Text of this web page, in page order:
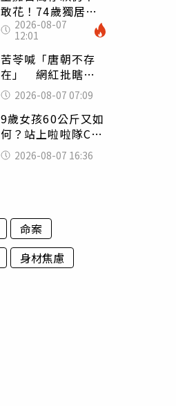
敢花！74歲獨居翁
「1餐只吃1片吐
司」 半年後暴瘦
嚇壞女兒
2026-08-07
12:01
苦苓喊「唐朝不存
在」 網紅批瞎編
歷史：李白、杜甫
用鮮卑文寫詩？
2026-08-07 07:09
9歲女孩60公斤又如
何？站上啦啦隊C位
驚艷全場 千萬網
友被圈粉
2026-08-07 16:36
命案
身材焦慮